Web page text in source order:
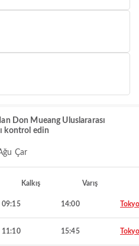
Don Mueang Uluslararası
kontrol edin
Çar
Kalkış Varış
09:15 14:00 Tokyo
11:10 15:45 Tokyo